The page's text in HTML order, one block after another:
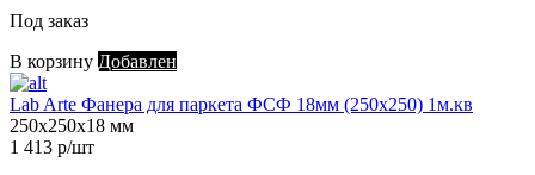
Под заказ
В корзину Добавлен
Lab Arte Фанера для паркета ФСФ 18мм (250х250) 1м.кв
250х250х18 мм
1 413 р/шт